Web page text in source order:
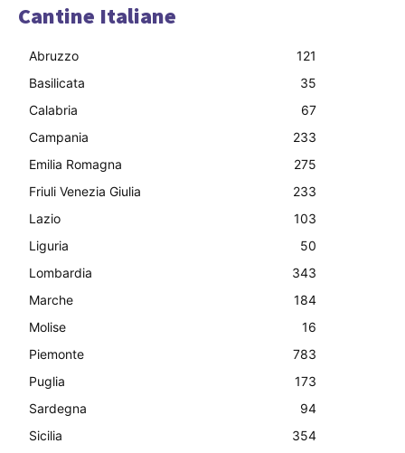
Cantine Italiane
Abruzzo
121
Basilicata
35
Calabria
67
Campania
233
Emilia Romagna
275
Friuli Venezia Giulia
233
Lazio
103
Liguria
50
Lombardia
343
Marche
184
Molise
16
Piemonte
783
Puglia
173
Sardegna
94
Sicilia
354